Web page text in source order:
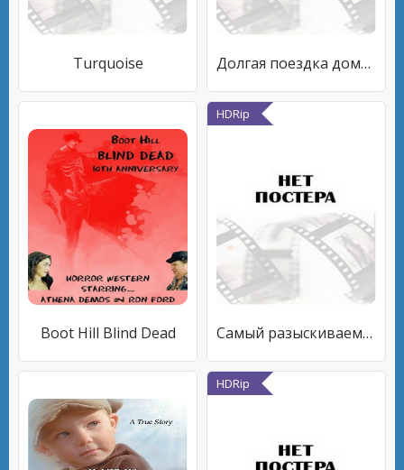
Turquoise Долгая поездка домой
Boot Hill Blind Dead
HDRip
Самый разыскиваемый на Диком Западе
HDRip